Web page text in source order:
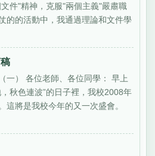
件"精神，克服"兩個主義"嚴肅職
的的活動中，我通過理論和文件學
一） 各位老師、各位同學： 早上
秋色連波”的日子裡，我校2008年
這將是我校今年的又一次盛會。